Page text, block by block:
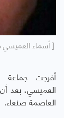
[ أسماء
أفرجت جماعة
العاصمة صنعاء.